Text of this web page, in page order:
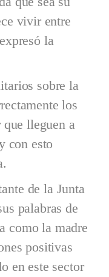
vivir entre
la
sobre la
los
lleguen a
con esto
de la Junta
palabras de
como la madre
positivas
en este sector